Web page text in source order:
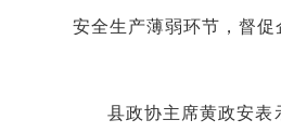
安全生产薄弱环节，督促
县政协主席黄政安表